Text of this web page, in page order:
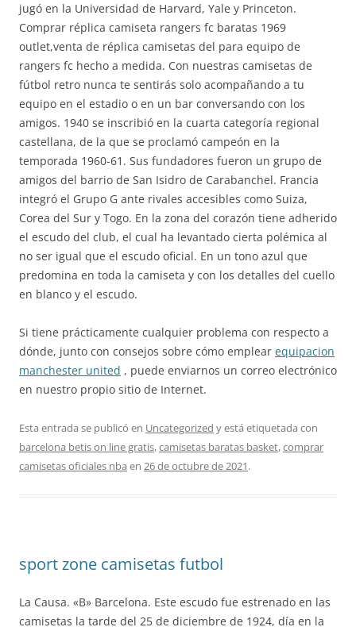
jugó en la Universidad de Harvard, Yale y Princeton.
Comprar réplica camiseta rangers fc baratas 1969
outlet,venta de réplica camisetas del para equipo de
rangers fc hecho a medida. Con nuestras camisetas de
fútbol retro nunca te sentirás solo acompañando a tu
equipo en el estadio o en un bar conversando con los
amigos. 1940 se inscribió en la cuarta categoría regional
castellana, de la que se proclamó campeón en la
temporada 1960-61. Sus fundadores fueron un grupo de
amigos del barrio de San Isidro de Carabanchel. Francia
integró el Grupo G ante rivales accesibles como Suiza,
Corea del Sur y Togo. En la zona del corazón tiene adherido
el escudo del club, el cual ha levantado cierta polémica al
no ser igual que el escudo oficial. En un tono azul que
predomina en toda la camiseta y con los detalles del cuello
en blanco y el escudo.
Si tiene prácticamente cualquier problema con respecto a
dónde, junto con consejos sobre cómo emplear equipacion
manchester united , puede enviarnos un correo electrónico
en nuestro propio sitio de Internet.
Esta entrada se publicó en Uncategorized y está etiquetada con
barcelona betis on line gratis,camisetas baratas basket,comprar
camisetas oficiales nba en 26 de octubre de 2021.
sport zone camisetas futbol
La Causa. «B» Barcelona. Este escudo fue estrenado en las
camisetas la tarde del 25 de diciembre de 1924, día en la